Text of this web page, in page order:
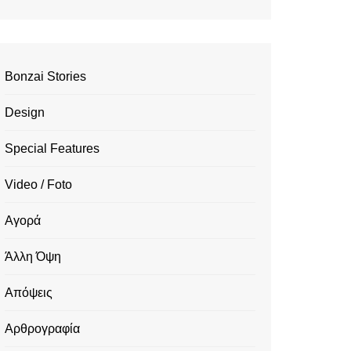
Bonzai Stories
Design
Special Features
Video / Foto
Αγορά
Άλλη Όψη
Απόψεις
Αρθρογραφία